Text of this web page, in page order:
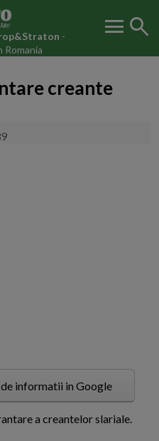
-
Romania
menu search
creante
informatii in Google
a creantelor slariale.